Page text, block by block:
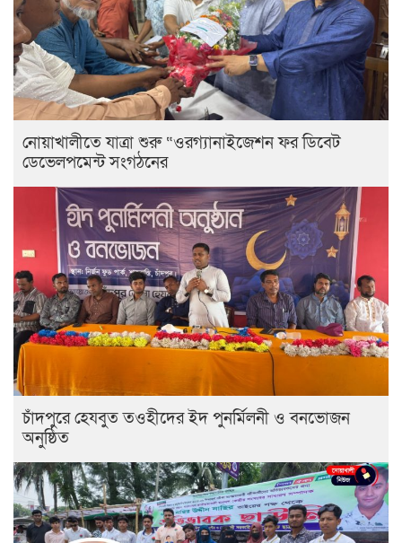
নোয়াখালীতে যাত্রা শুরু “ওরগ্যানাইজেশন ফর ডিবেট
ডেভেলপমেন্ট সংগঠনের
চাঁদপুরে হেযবুত তওহীদের ইদ পুনর্মিলনী ও বনভোজন
অনুষ্ঠিত